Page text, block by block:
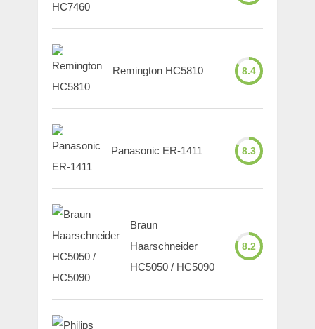
Remington HC5810 8.4
Panasonic ER-1411 8.3
Braun
Haarschneider
HC5050 / HC5090
8.2